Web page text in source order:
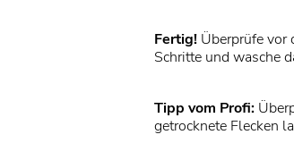
Fertig! Überprüfe vor
Schritte und wasche
Tipp vom Profi:
getrocknete Flecken